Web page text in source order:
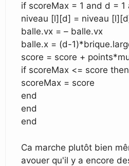
if scoreMax = 1 and d = 1
niveau [l][d] = niveau
balle.vx = – balle.vx
balle.x = (d-
score = score +
if scoreMax <= score then
scoreMax = score
end
end
end
Ca marche plutôt bien
avouer qu'il y a encore